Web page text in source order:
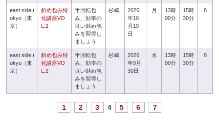
east side t
okyo（東
京）
斜め包み特
化講座VO
L.2
半回転包
み、効率の
良い斜め包
みを習得し
ましょう
杉崎
2026
年10
月19
日
月
13時
00分
15時
30分
8
east side t
okyo（東
京）
斜め包み特
化講座VO
L.2
半回転包
み、効率の
良い斜め包
みを習得し
ましょう
杉崎
2026
年9月
30日
水
13時
00分
15時
30分
8
1 2 3 4 5 6 7